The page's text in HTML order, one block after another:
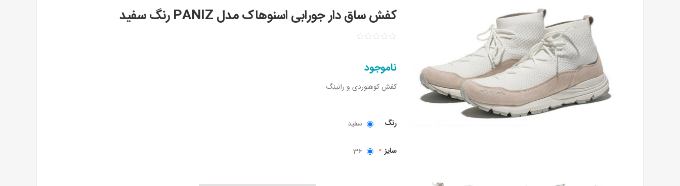
کفش ساق دار جورابی اسنوهاک مدل PANIZ رنگ سفید
ناموجود
کفش کوهنوردی و رانینگ
رنگ سفید
سایز *
36